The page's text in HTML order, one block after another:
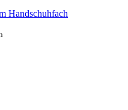
Handschuhfach